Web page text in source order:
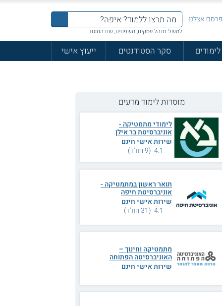
אצלנו
למשל: מנהל עסקים, משפטים, שם המוסד
סקר הסטודנטים ייעוץ אישי
מוסדות לימוד מדעים
לימודי מתמטיקה -
אוניברסיטת בר אילן
שירות אישי חינם
4.1 (9 חוו"ד)
תואר ראשון במתמטיקה -
אוניברסיטת חיפה
שירות אישי חינם
4.1 (31 חוו"ד)
מתמטיקה וחינוך –
האוניברסיטה הפתוחה
שירות אישי חינם